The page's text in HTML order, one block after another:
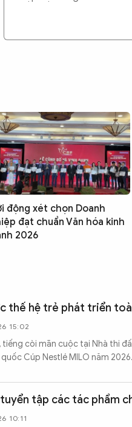
động xét chọn Doanh
đạt chuẩn Văn hóa kinh
2026
thế hệ trẻ phát triển
15:02
tiếng còi mãn cuộc tại Nhà thi
quốc Cúp Nestlé MILO năm 2026.
tập các tác phẩm
10:11